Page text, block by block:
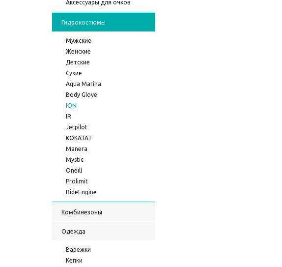
Аксессуары для очков
Гидрокостюмы
Мужские
Женские
Детские
Сухие
Aqua Marina
Body Glove
ION
IR
Jetpilot
KOKATAT
Manera
Mystic
Oneill
Prolimit
RideEngine
Комбинезоны
Одежда
Варежки
Кепки